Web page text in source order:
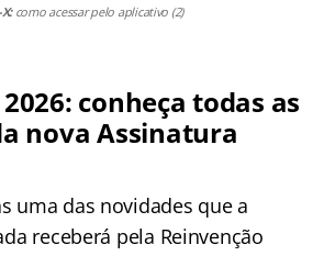
como acessar pelo aplicativo (2)
conheça todas as
nova Assinatura
uma das novidades que a
receberá pela Reinvenção